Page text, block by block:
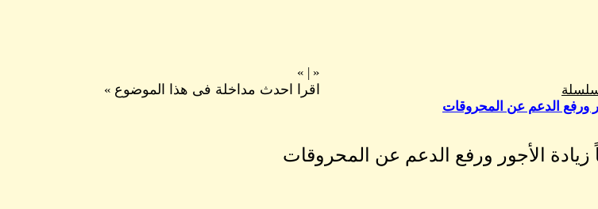
«
|
»
اقرا احدث مداخلة فى هذا الموضوع »
ورفع الدعم عن المحروقات
زيادة الأجور ورفع الدعم عن المحروقات